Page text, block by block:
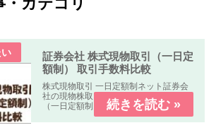
証券会社 株式現物取引（一日定
額制） 取引手数料比較
株式現物取引 一日定額制ネット証券会
社の現物株取引の「株式手数料比較表
（一日定額制）」を作成しました。何
れの業者も「パソコン、スマートフォ